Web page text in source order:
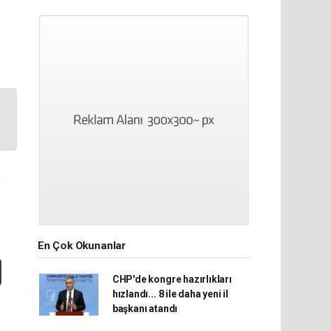
En Çok Okunanlar
CHP'de kongre hazırlıkları
hızlandı... 8 ile daha yeni il
başkanı atandı